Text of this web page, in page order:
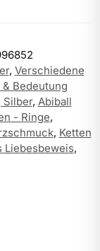
, Verschiedene
Bedeutung
Silber, Abiball
- Ringe,
, Ketten
Liebesbeweis,